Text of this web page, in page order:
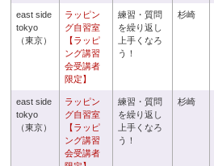
east side
tokyo
（東京）
ラッピン
グ自習室
【ラッピ
ング講習
会受講者
限定】
練習・質問
を繰り返し
上手くなろ
う！
杉崎
east side
tokyo
（東京）
ラッピン
グ自習室
【ラッピ
ング講習
会受講者
練習・質問
を繰り返し
上手くなろ
う！
杉崎